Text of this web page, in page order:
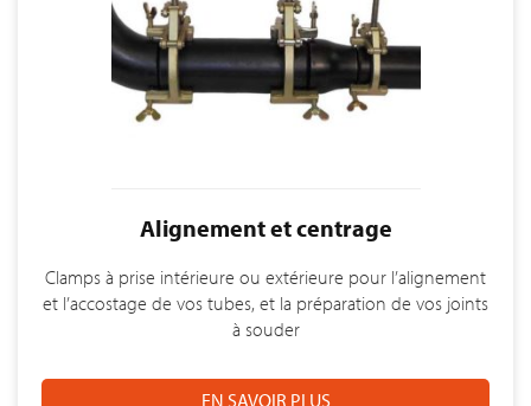
Alignement et centrage
Clamps à prise intérieure ou extérieure pour l’alignement
et l’accostage de vos tubes, et la préparation de vos joints
à souder
EN SAVOIR PLUS